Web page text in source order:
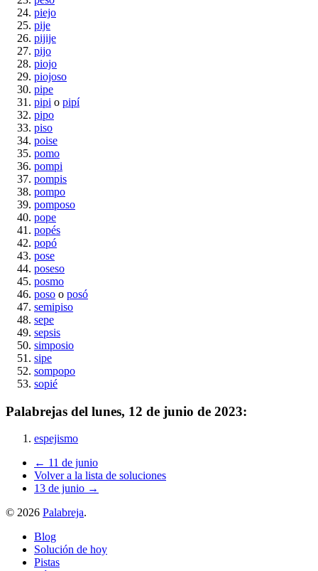
piejo
pije
pijije
pijo
piojo
piojoso
pipe
pipi o pipí
pipo
piso
poise
pomo
pompi
pompis
pompo
pomposo
pope
popés
popó
pose
poseso
posmo
poso o posó
semipiso
sepe
sepsis
simposio
sipe
sompopo
sopié
Palabrejas del lunes, 12 de junio de 2023:
espejismo
← 11 de junio
Volver a la lista de soluciones
13 de junio →
© 2026 Palabreja.
Blog
Solución de hoy
Pistas